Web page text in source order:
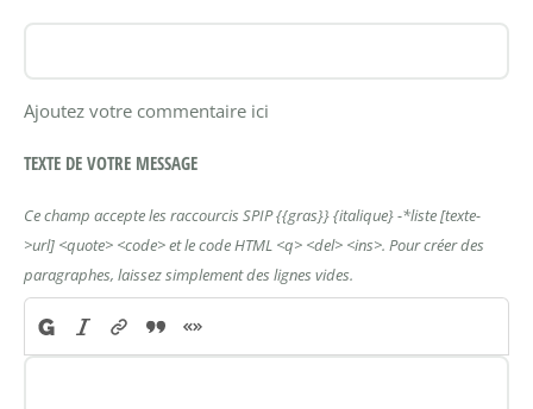
Ajoutez votre commentaire ici
TEXTE DE VOTRE MESSAGE
Ce champ accepte les raccourcis SPIP{{gras}}{italique}-*liste[texte-
>url] <quote> <code>et le code HTML <q> <del> <ins>. Pour créer des
paragraphes, laissez simplement des lignes vides.